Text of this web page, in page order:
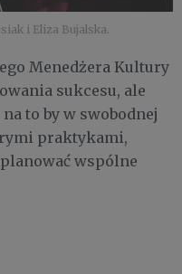
i Eliza Bujalska.
Menedżera Kultury
sukcesu, ale
to by w swobodnej
praktykami,
wspólne